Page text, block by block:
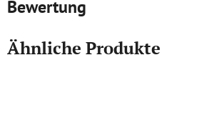
Bewertung
Ähnliche Produkte